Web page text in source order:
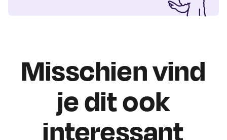
Misschien vind
je dit ook